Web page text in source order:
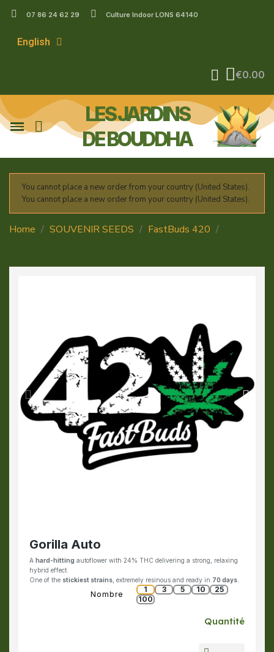
07 86 24 62 29 Culture Indoor LONS 64140
English
€0.00
LES JARDINS
DE BOUDDHA
You cannot place a new order from your country (United States).
You cannot place a new order from your country (United States).
Home SOUVENIR SEEDS FastBuds 420
Gorilla Auto
A hard-hitting autoflower with 24% THC delivering a strong, relaxing
hybrid effect.
One of the stickiest strains , extremely resinous and ready in 70 days
Nombre
1 3 5 10
25
100
Quantité